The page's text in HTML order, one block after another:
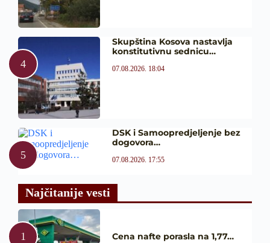
Skupština Kosova nastavlja
konstitutivnu sednicu…
07.08.2026. 18:04
DSK i Samoopredjeljenje bez
dogovora…
07.08.2026. 17:55
Najčitanije vesti
Cena nafte porasla na 1,77…